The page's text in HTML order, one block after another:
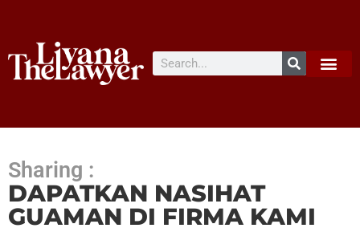
Sharing :
DAPATKAN NASIHAT
GUAMAN DI FIRMA KAMI